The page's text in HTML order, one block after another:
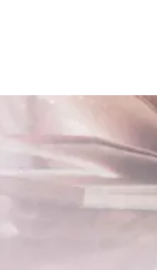
LEITURA
mantenedora